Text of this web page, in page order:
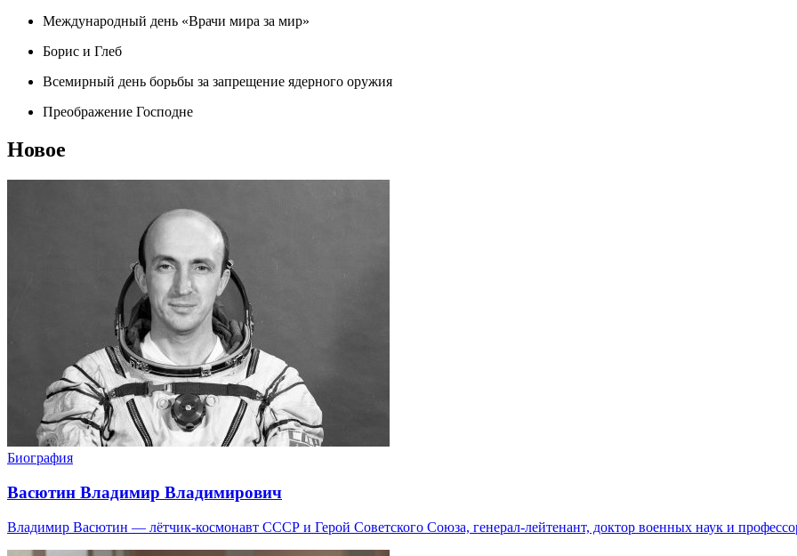
Международный день «Врачи мира за мир»
Борис и Глеб
Всемирный день борьбы за запрещение ядерного оружия
Преображение Господне
Новое
Биография
Васютин Владимир Владимирович
Владимир Васютин — лётчик-космонавт СССР и Герой Советского Союза, генерал-лейтенант, доктор военных наук и